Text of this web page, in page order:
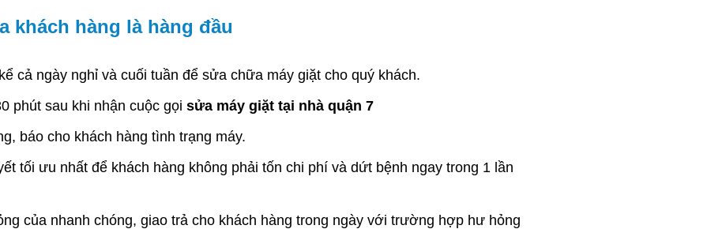
khách hàng là hàng đầu
cả ngày nghỉ và cuối tuần để sửa chữa máy giặt cho quý khách.
phút sau khi nhận cuộc gọi sửa máy giặt tại nhà quận 7
báo cho khách hàng tình trạng máy.
tối ưu nhất để khách hàng không phải tốn chi phí và dứt bệnh ngay trong 1 lần
của nhanh chóng, giao trả cho khách hàng trong ngày với trường hợp hư hỏng